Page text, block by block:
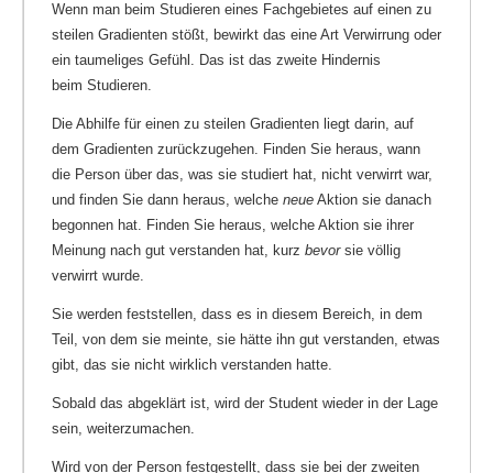
Wenn man beim Studieren eines Fachgebietes auf einen zu
steilen Gradienten stößt, bewirkt das eine Art Verwirrung oder
ein taumeliges Gefühl. Das ist das zweite Hindernis
beim Studieren.
Die Abhilfe für einen zu steilen Gradienten liegt darin, auf
dem Gradienten zurückzugehen. Finden Sie heraus, wann
die Person über das, was sie studiert hat, nicht verwirrt war,
und finden Sie dann heraus, welche neue Aktion sie danach
begonnen hat. Finden Sie heraus, welche Aktion sie ihrer
Meinung nach gut verstanden hat, kurz bevorsie völlig
verwirrt wurde.
Sie werden feststellen, dass es in diesem Bereich, in dem
Teil, von dem sie meinte, sie hätte ihn gut verstanden, etwas
gibt, das sie nicht wirklich verstanden hatte.
Sobald das abgeklärt ist, wird der Student wieder in der Lage
sein, weiterzumachen.
Wird von der Person festgestellt, dass sie bei der zweiten